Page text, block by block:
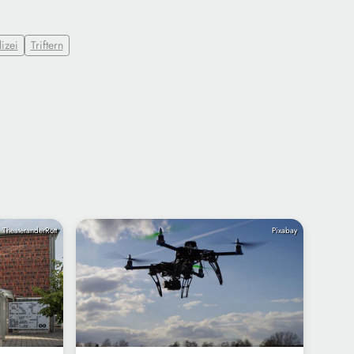
Triftern
TheateranderRott Pixabay